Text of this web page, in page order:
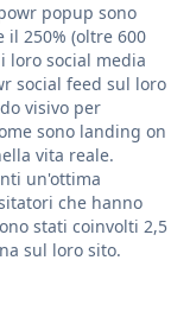
popup sono
250% (oltre 600
loro social media
social feed sul loro
visivo per
sono landing on
vita reale.
un'ottima
che hanno
stati coinvolti 2,5
sul loro sito.